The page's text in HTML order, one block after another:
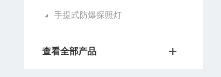
手提式防爆探照灯
查看全部产品